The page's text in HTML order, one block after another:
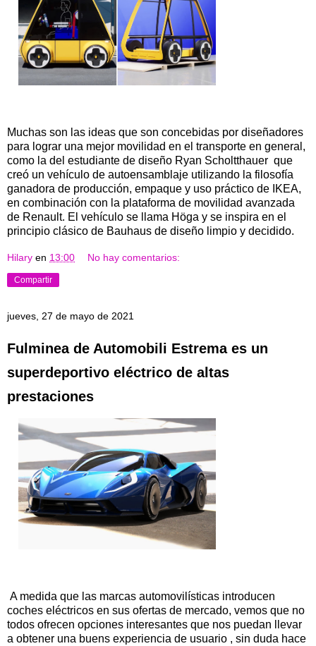
Muchas son las ideas que son concebidas por diseñadores
para lograr una mejor movilidad en el transporte en general,
como la del estudiante de diseño Ryan Scholtthauer que
creó un vehículo de autoensamblaje utilizando la filosofía
ganadora de producción, empaque y uso práctico de IKEA,
en combinación con la plataforma de movilidad avanzada
de Renault. El vehículo se llama Höga y se inspira en el
principio clásico de Bauhaus de diseño limpio y decidido.
Hilary en 13:00 No hay comentarios:
Compartir
jueves, 27 de mayo de 2021
Fulminea de Automobili Estrema es un
superdeportivo eléctrico de altas
prestaciones
A medida que las marcas automovilísticas introducen
coches eléctricos en sus ofertas de mercado, vemos que no
todos ofrecen opciones interesantes que nos puedan llevar
a obtener una buens experiencia de usuario , sin duda hace